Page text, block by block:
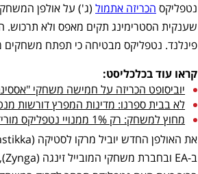
נטפליקס הכריזה אתמול
פינלנד. נטפליקס מבטיחה כי תפתח משחקים
קראו עוד בכלכליסט:
יוביסופט הכריזה על חמישה משחקי
לא בבית ספרנו: מדינות המפרץ דורשות
מחוץ למשחק: רק 1% ממנויי נטפליקס מורידים את המשחקים שלה